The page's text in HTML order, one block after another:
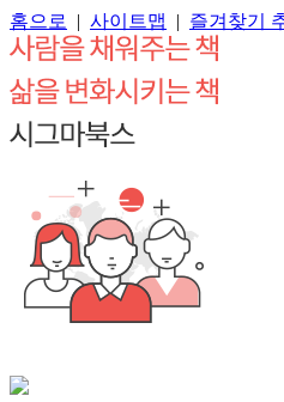
홈으로 | 사이트맵 | 즐겨찾기